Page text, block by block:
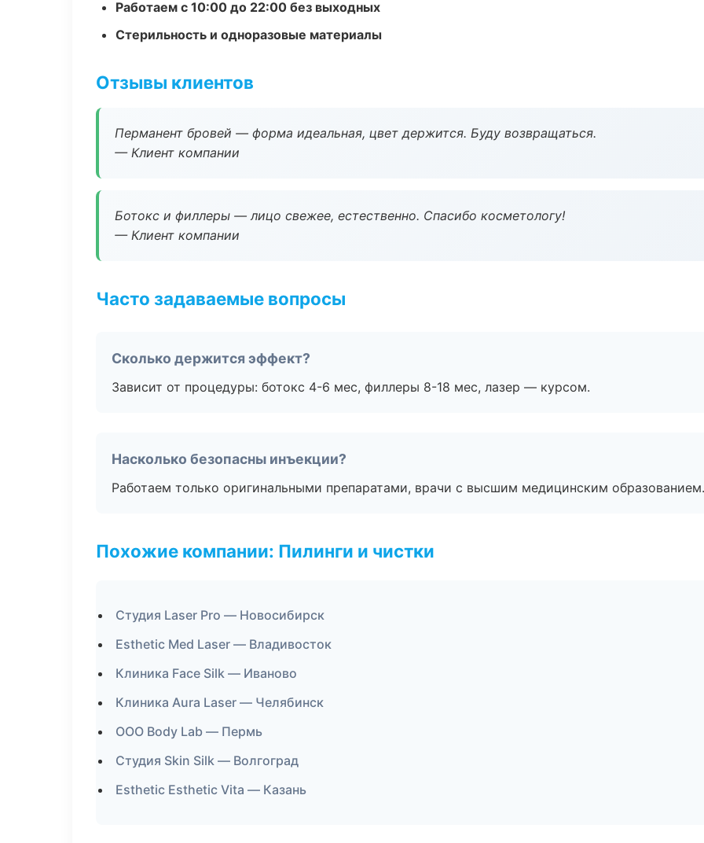
Работаем с 10:00 до 22:00 без выходных
Стерильность и одноразовые материалы
Отзывы клиентов
Перманент бровей — форма идеальная, цвет держится. Буду возвращаться.
— Клиент компании
Ботокс и филлеры — лицо свежее, естественно. Спасибо косметологу!
— Клиент компании
Часто задаваемые вопросы
Сколько держится эффект?
Зависит от процедуры: ботокс 4-6 мес, филлеры 8-18 мес, лазер — курсом.
Насколько безопасны инъекции?
Работаем только оригинальными препаратами, врачи с высшим медицинским образованием.
Похожие компании: Пилинги и чистки
Студия Laser Pro — Новосибирск
Esthetic Med Laser — Владивосток
Клиника Face Silk — Иваново
Клиника Aura Laser — Челябинск
ООО Body Lab — Пермь
Студия Skin Silk — Волгоград
Esthetic Esthetic Vita — Казань